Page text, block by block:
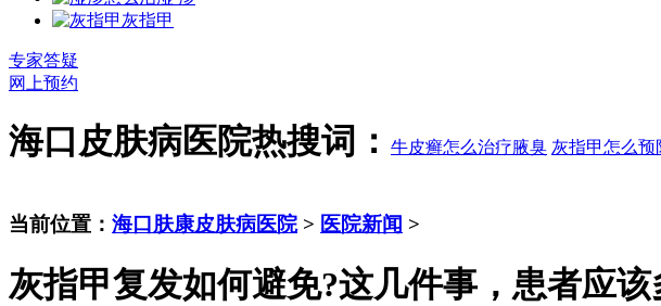
灰指甲
专家答疑
网上预约
海口皮肤病医院热搜词： 牛皮癣怎么治疗腋臭 灰指甲怎么预
当前位置： 海口肤康皮肤病医院> 医院新闻 >
灰指甲复发如何避免?这几件事，患者应该